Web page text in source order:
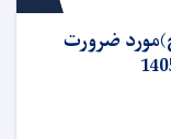
ضرورت